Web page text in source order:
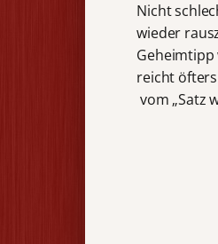
Nicht
wieder
Geheimtipp
reicht
vom „Satz